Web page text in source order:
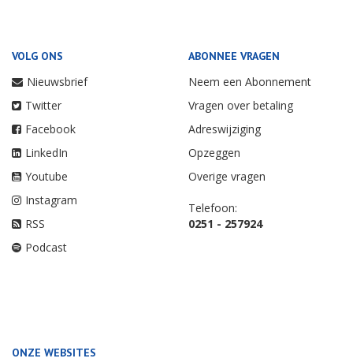
VOLG ONS
Nieuwsbrief
Twitter
Facebook
LinkedIn
Youtube
Instagram
RSS
Podcast
ABONNEE VRAGEN
Neem een Abonnement
Vragen over betaling
Adreswijziging
Opzeggen
Overige vragen
Telefoon:
0251 - 257924
ONZE WEBSITES